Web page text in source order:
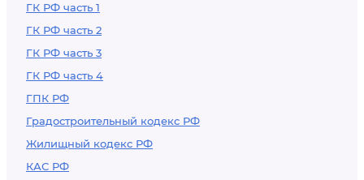
ГК РФ часть 1
ГК РФ часть 2
ГК РФ часть 3
ГК РФ часть 4
ГПК РФ
Градостроительный кодекс РФ
Жилищный кодекс РФ
КАС РФ